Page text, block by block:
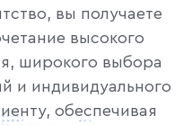
вы получаете
высокого
широкого выбора
и индивидуального
обеспечивая